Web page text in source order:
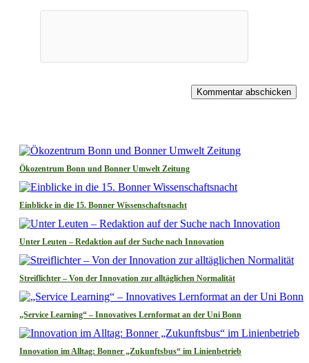
Kommentar abschicken
Ökozentrum Bonn und Bonner Umwelt Zeitung
Einblicke in die 15. Bonner Wissenschaftsnacht
Unter Leuten – Redaktion auf der Suche nach Innovation
Streiflichter – Von der Innovation zur alltäglichen Normalität
„Service Learning“ – Innovatives Lernformat an der Uni Bonn
Innovation im Alltag: Bonner „Zukunftsbus“ im Linienbetrieb